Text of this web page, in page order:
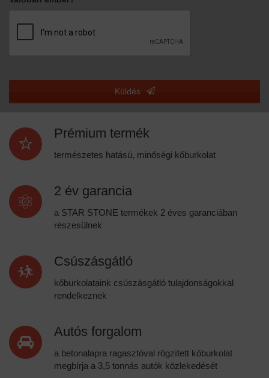
Küldés
field
should
be
left
Prémium termék
természetes hatású, minőségi kőburkolat
2 év garancia
a STAR STONE termékek 2 éves garanciában
részesülnek
Csúszásgátló
kőburkolataink csúszásgátló tulajdonságokkal
rendelkeznek
Autós forgalom
a betonalapra ragasztóval rögzített kőburkolat
megbírja a 3,5 tonnás autók közlekedését